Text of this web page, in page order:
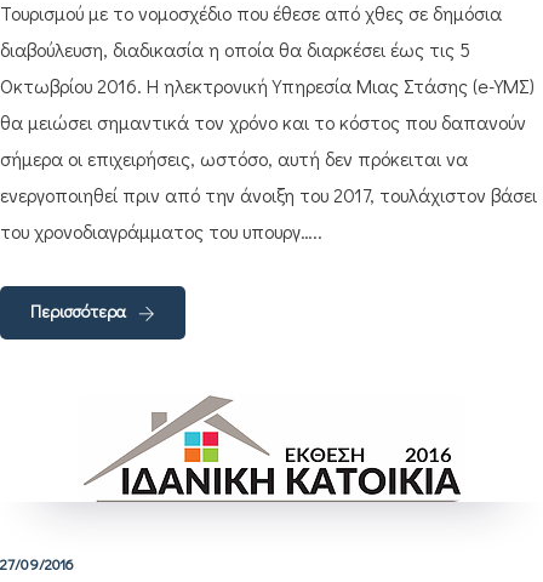
Τουρισμού με το νομοσχέδιο που έθεσε από χθες σε δημόσια
διαβούλευση, διαδικασία η οποία θα διαρκέσει έως τις 5
Οκτωβρίου 2016. Η ηλεκτρονική Υπηρεσία Μιας Στάσης (e-ΥΜΣ)
θα μειώσει σημαντικά τον χρόνο και το κόστος που δαπανούν
σήμερα οι επιχειρήσεις, ωστόσο, αυτή δεν πρόκειται να
ενεργοποιηθεί πριν από την άνοιξη του 2017, τουλάχιστον βάσει
του χρονοδιαγράμματος του υπουργ…..
Περισσότερα
27/09/2016